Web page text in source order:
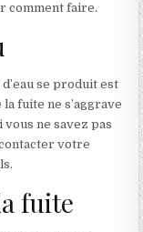
comment faire.
se produit est
fuite ne s’aggrave
ne savez pas
votre
fuite